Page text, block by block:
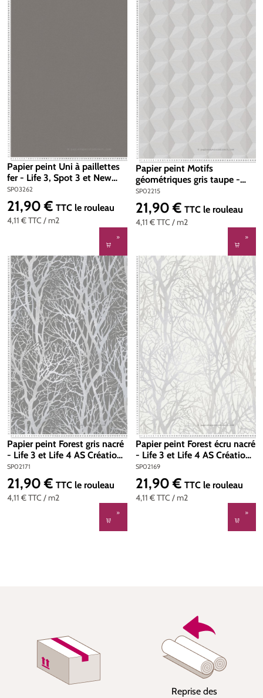
Papier peint Uni à paillettes
fer - Life 3, Spot 3 et New
Life AS Création | Réf.
SP03262
SP03262
4,11 €TTC / m2
Prix régulier :
21,90 € TTC le rouleau
Papier peint Motifs
géométriques gris taupe -
Life 3 , Life 4 et New Life AS
Création | Réf. SP02215
SP02215
4,11 €TTC / m2
Prix régulier :
21,90 € TTC le rouleau
Papier peint Forest gris nacré
- Life 3 et Life 4 AS Création |
Réf. SP02171
SP02171
4,11 €TTC / m2
Prix régulier :
21,90 € TTC le rouleau
Papier peint Forest écru nacré
- Life 3 et Life 4 AS Création |
Réf. SP02169
SP02169
4,11 €TTC / m2
Prix régulier :
21,90 € TTC le rouleau
Reprise des